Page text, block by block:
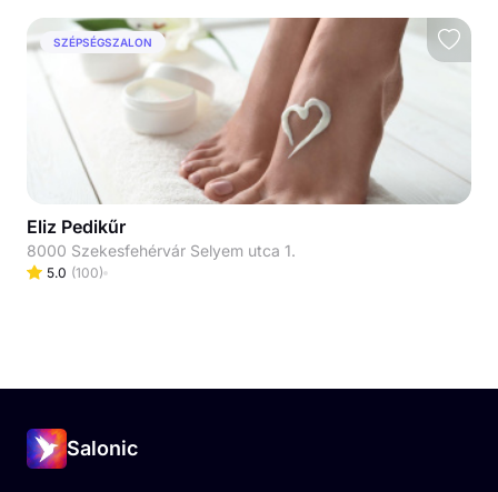
SZÉPSÉGSZALON
Eliz Pedikűr
8000 Szekesfehérvár Selyem utca 1.
5.0 (100)
Salonic